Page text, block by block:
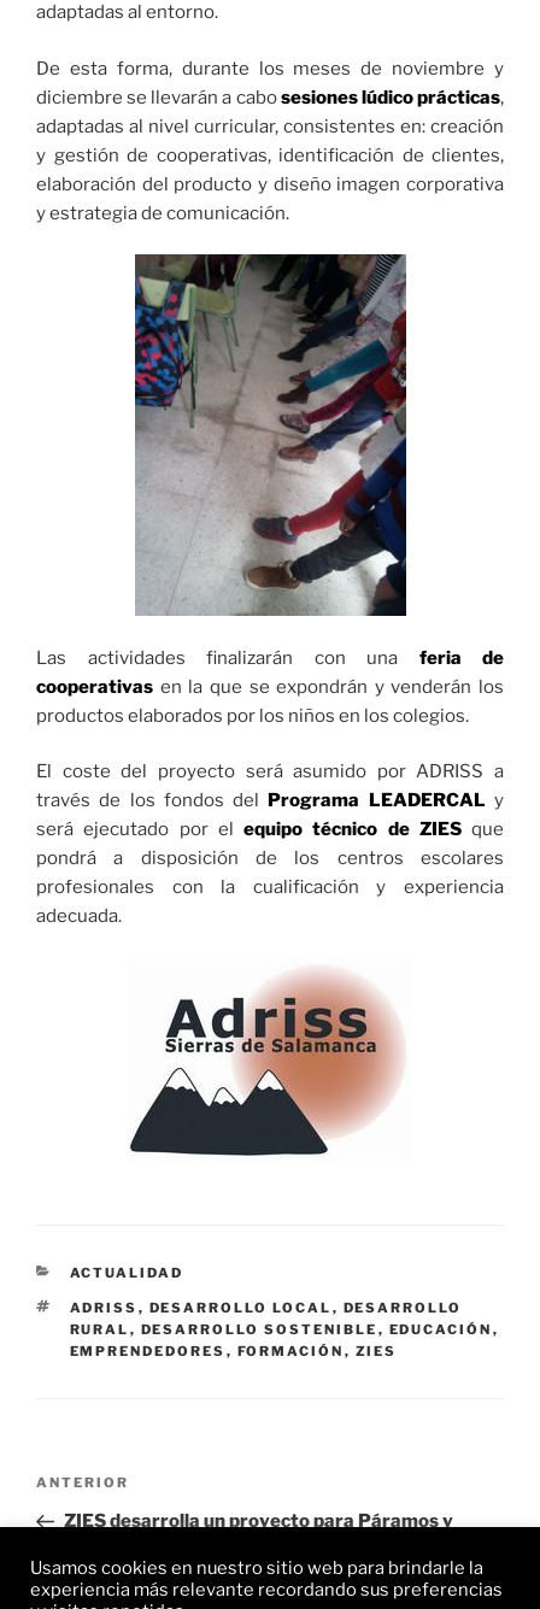
adaptadas al entorno.
De esta forma, durante los meses de noviembre y
diciembre se llevarán a cabosesiones lúdico prácticas,
adaptadas al nivel curricular, consistentes en: creación
y gestión de cooperativas, identificación de clientes,
elaboración del producto y diseño imagen corporativa
y estrategia de comunicación.
Las actividades finalizarán con una feria de
cooperativas en la que se expondrán y venderán los
productos elaborados por los niños en los colegios.
El coste del proyecto será asumido por ADRISS a
través de los fondos del
Programa LEADERCAL y
será ejecutado por el equipo técnico de ZIES que
pondrá a disposición de los centros escolares
profesionales con la cualificación y experiencia
adecuada.
CATEGORÍAS
ACTUALIDAD
ETIQUETAS
ADRISS , DESARROLLO LOCAL , DESARROLLO
RURAL , DESARROLLO SOSTENIBLE , EDUCACIÓN ,
EMPRENDEDORES , FORMACIÓN , ZIES
Navegación
Entrada
anterior:
ANTERIOR
ZIES desarrolla un proyecto para Páramos y
SIGUIENTE
Usamos cookies en nuestro sitio web para brindarle la
experiencia más relevante recordando sus preferencias